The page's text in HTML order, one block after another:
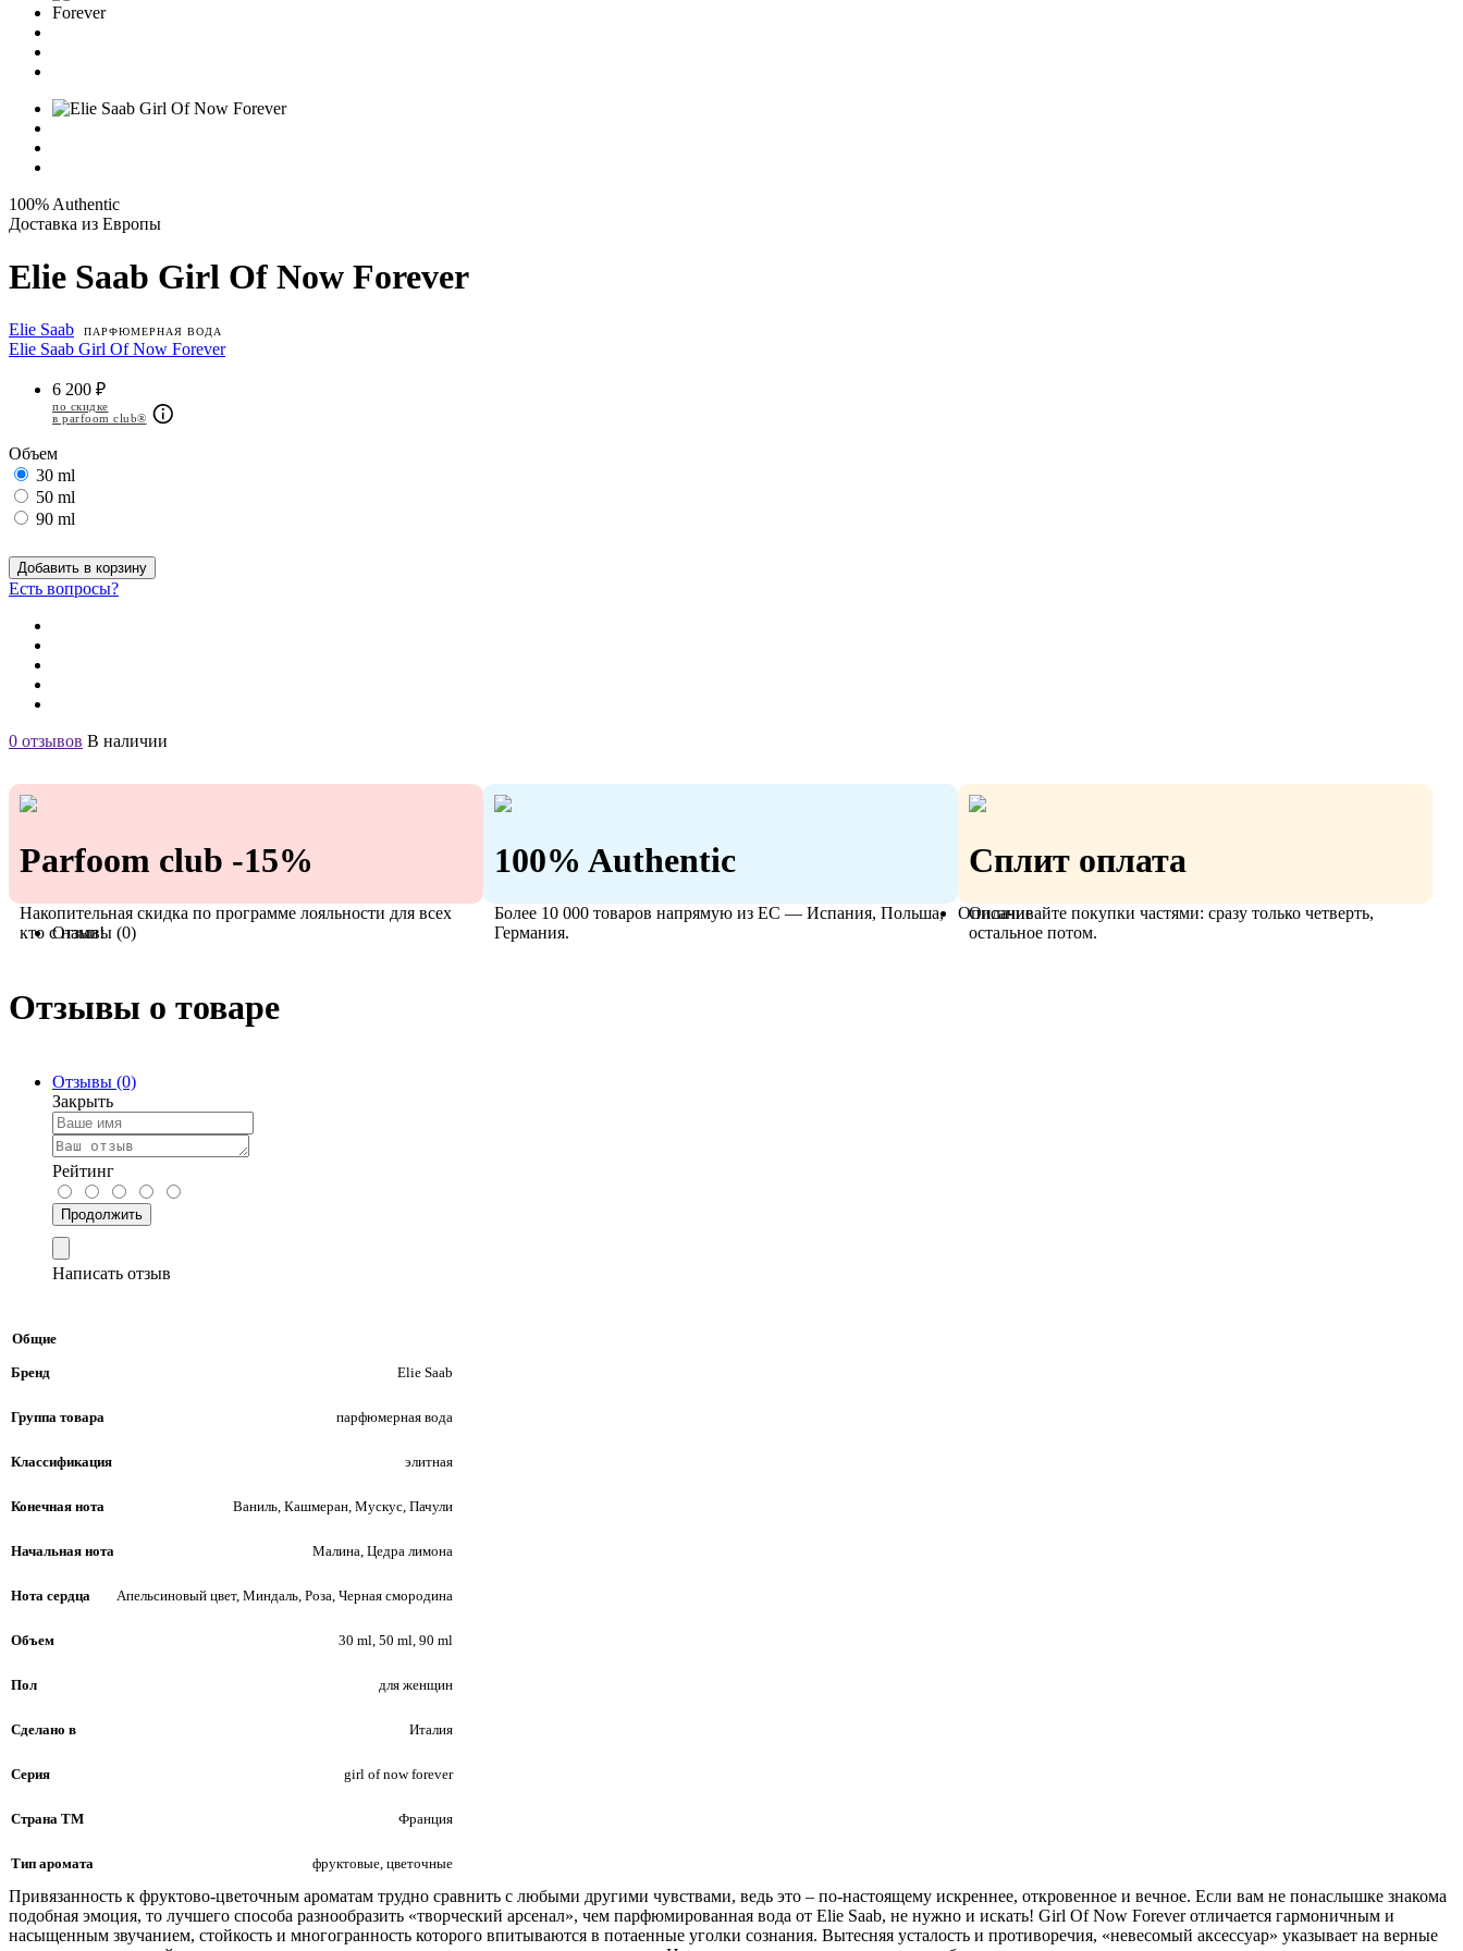
100% Authentic
Доставка из Европы
Elie Saab Girl Of Now Forever
Elie Saab ПАРФЮМЕРНАЯ ВОДА
Elie Saab Girl Of Now Forever
6 200 ₽
по скидке
в parfoom club®
Объем
30 ml
50 ml
90 ml
Добавить в корзину
Есть вопросы?
0 отзывов В наличии
Parfoom club -15%
Накопительная скидка по программе лояльности для всех
кто с нами!
100% Authentic
Более 10 000 товаров напрямую из ЕС — Испания, Польша,
Германия.
Сплит оплата
Оплачивайте покупки частями: сразу только четверть,
остальное потом.
Описание
Отзывы (0)
Отзывы о товаре
Отзывы (0)
Закрыть
Рейтинг
Продолжить
Написать отзыв
Общие
Бренд Elie Saab
Группа товара парфюмерная вода
Классификация элитная
Конечная нота Ваниль, Кашмеран, Мускус, Пачули
Начальная нота Малина, Цедра лимона
Нота сердца Апельсиновый цвет, Миндаль, Роза, Черная смородина
Объем 30 ml, 50 ml, 90 ml
Пол для женщин
Сделано в Италия
Серия girl of now forever
Страна ТМ Франция
Тип аромата фруктовые, цветочные
Привязанность к фруктово-цветочным ароматам трудно сравнить с любыми другими чувствами, ведь это – по-настоящему искреннее, откровенное и вечное. Если вам не понаслышке знакома
подобная эмоция, то лучшего способа разнообразить «творческий арсенал», чем парфюмированная вода от Elie Saab, не нужно и искать! Girl Of Now Forever отличается гармоничным и
насыщенным звучанием, стойкость и многогранность которого впитываются в потаенные уголки сознания. Вытесняя усталость и противоречия, «невесомый аксессуар» указывает на верные